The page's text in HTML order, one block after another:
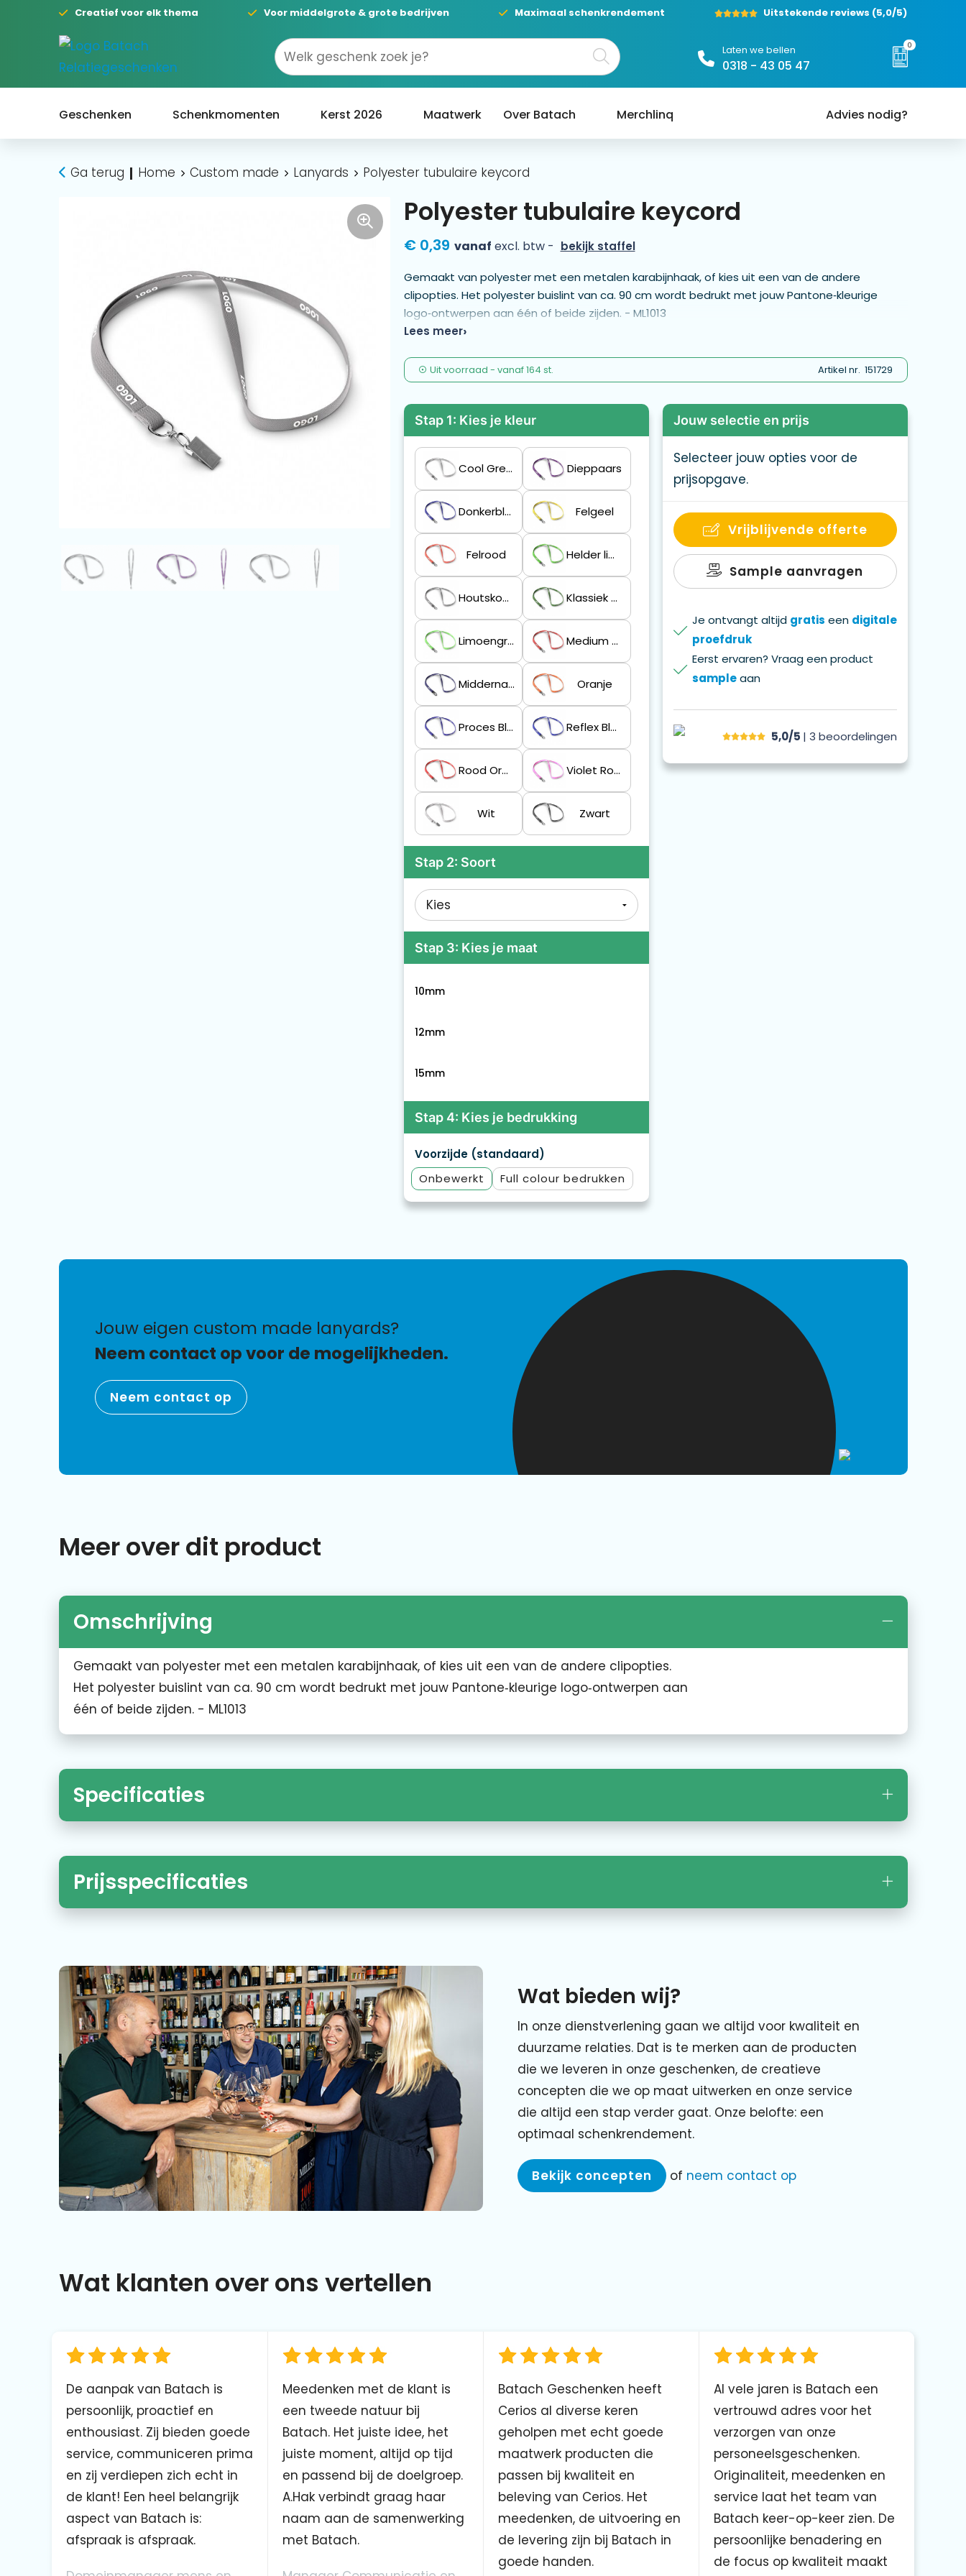
Creatief voor elk thema Voor middelgrote & grote bedrijven Maximaal schenkrendement Uitstekende reviews (5,0/5)
Laten we bellen
0318 - 43 05 47
0
Geschenken Schenkmomenten Kerst 2026 Maatwerk Over Batach Merchlinq Advies nodig?
Ga terug Home Custom made Lanyards Polyester tubulaire keycord
Polyester tubulaire keycord
€ 0,39 vanaf excl. btw - bekijk staffel
Gemaakt van polyester met een metalen karabijnhaak, of kies uit een van de andere
clipopties. Het polyester buislint van ca. 90 cm wordt bedrukt met jouw Pantone‑kleurige
logo‑ontwerpen aan één of beide zijden. - ML1013
Lees meer
Uit voorraad - vanaf164 st. Artikel nr. 151729
Stap 1: Kies je kleur
Cool Grey 6 C Dieppaars
Donkerblauw Felgeel
Felrood Helder limoengroen
Houtskoolgrijs Klassiek Groen
Limoengroen Medium Scharlakenrood
Middernachtblauw Oranje
Proces Blauw Reflex Blauwe C
Rood Oranje Violet Rood
Wit Zwart
Stap 2: Soort
Stap 3: Kies je maat
10mm
12mm
15mm
Stap 4: Kies je bedrukking
Voorzijde (standaard)
Onbewerkt
Full colour
Jouw selectie en prijs
Selecteer jouw opties voor de
prijsopgave.
Vrijblijvende offerte
Sample aanvragen
Je ontvangt altijd gratis een digitale
proefdruk
Eerst ervaren? Vraag een product
sampleaan
5,0/5 | 3 beoordelingen
jouw eigen custom made lanyards?
Neem contact op voor de mogelijkheden.
Neem contact op
Meer over dit product
Omschrijving
Gemaakt van polyester met een metalen karabijnhaak, of kies uit een van de andere clipopties.
Het polyester buislint van ca. 90 cm wordt bedrukt met jouw Pantone‑kleurige logo‑ontwerpen aan
één of beide zijden. - ML1013
Specificaties
Prijsspecificaties
Wat bieden wij?
In onze dienstverlening gaan we altijd voor kwaliteit en
duurzame relaties. Dat is te merken aan de producten
die we leveren in onze geschenken, de creatieve
concepten die we op maat uitwerken en onze service
die altijd een stap verder gaat. Onze belofte: een
optimaal schenkrendement.
Bekijk concepten of neem contact op
Wat klanten over ons vertellen
De aanpak van Batach is
persoonlijk, proactief en
enthousiast. Zij bieden goede
service, communiceren prima
en zij verdiepen zich echt in
de klant! Een heel belangrijk
aspect van Batach is:
afspraak is afspraak.
Meedenken met de klant is
een tweede natuur bij
Batach. Het juiste idee, het
juiste moment, altijd op tijd
en passend bij de doelgroep.
A.Hak verbindt graag haar
naam aan de samenwerking
met Batach.
Batach Geschenken heeft
Cerios al diverse keren
geholpen met echt goede
maatwerk producten die
passen bij kwaliteit en
beleving van Cerios. Het
meedenken, de uitvoering en
de levering zijn bij Batach in
goede handen.
Al vele jaren is Batach een
vertrouwd adres voor het
verzorgen van onze
personeelsgeschenken.
Originaliteit, meedenken en
service laat het team van
Batach keer-op-keer zien. De
persoonlijke benadering en
de focus op kwaliteit maakt